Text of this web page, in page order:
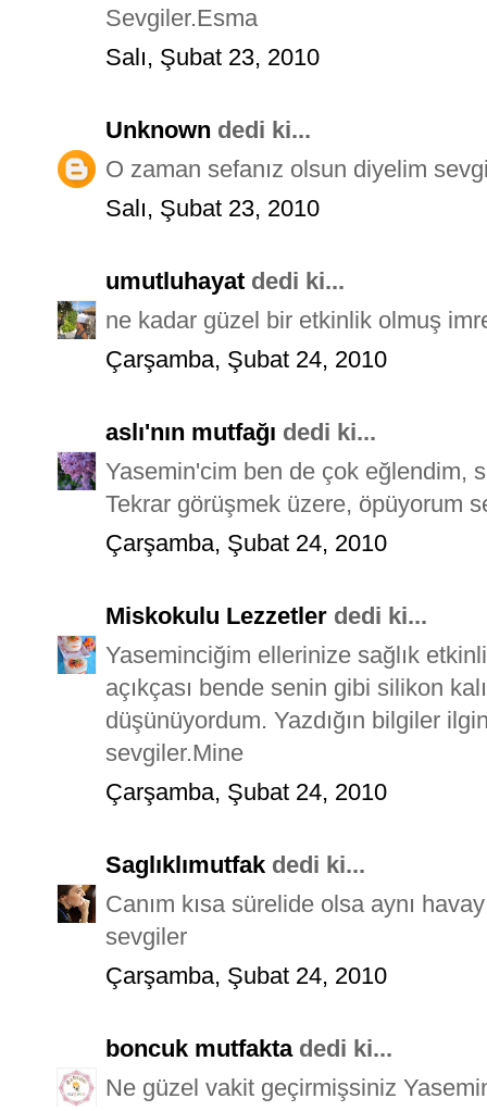
Sevgiler.Esma
Salı, Şubat 23, 2010
Unknown dedi ki...
O zaman sefanız olsun diyelim
Salı, Şubat 23, 2010
umutluhayat dedi ki...
ne kadar güzel bir etkinlik olmuş
Çarşamba, Şubat 24, 2010
aslı'nın mutfağı dedi ki...
Yasemin'cim ben de çok eğlendim,
Tekrar görüşmek üzere, öpüyorum
Çarşamba, Şubat 24, 2010
Miskokulu Lezzetler dedi ki...
Yaseminciğim ellerinize sağlık
açıkçası bende senin gibi silikon
düşünüyordum. Yazdığın bilgiler
sevgiler.Mine
Çarşamba, Şubat 24, 2010
Saglıklımutfak dedi ki...
Canım kısa sürelide olsa aynı
sevgiler
Çarşamba, Şubat 24, 2010
boncuk mutfaktadedi ki...
Ne güzel vakit geçirmişsiniz